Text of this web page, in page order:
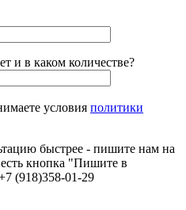
и в каком количестве?
условия политики
быстрее - пишите нам на
кнопка "Пишите в
(918)358-01-29